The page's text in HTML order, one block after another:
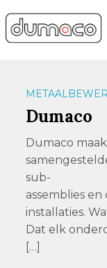
Dumaco
Dumaco
sub-
assemblies
installaties.
Dat elk
[…]